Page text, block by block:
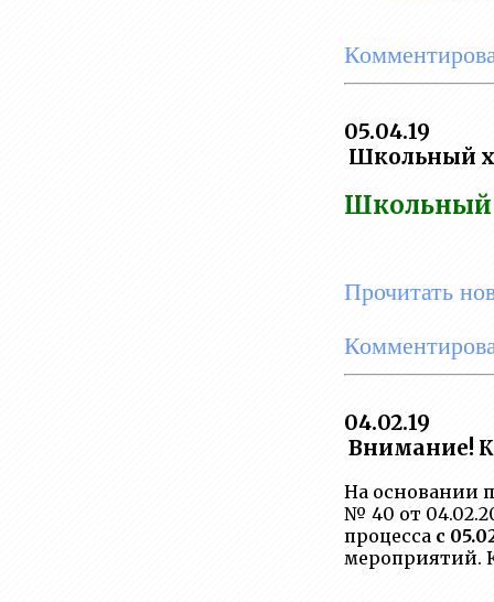
05.04.19
Школьный
Школьный
Прочитать
04.02.19
Внимание!
На основании
№ 40 от
процесса с
мероприятий.